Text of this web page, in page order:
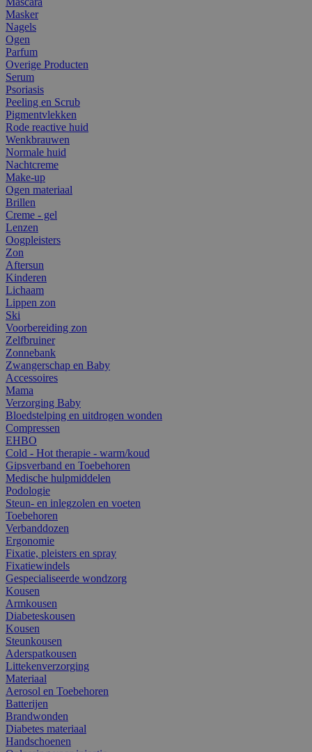
Masker
Nagels
Ogen
Parfum
Overige Producten
Serum
Psoriasis
Peeling en Scrub
Pigmentvlekken
Rode reactive huid
Wenkbrauwen
Normale huid
Nachtcreme
Make-up
Ogen materiaal
Brillen
Creme - gel
Lenzen
Oogpleisters
Zon
Aftersun
Kinderen
Lichaam
Lippen zon
Ski
Voorbereiding zon
Zelfbruiner
Zonnebank
Zwangerschap en Baby
Accessoires
Mama
Verzorging Baby
Bloedstelping en uitdrogen wonden
Compressen
EHBO
Cold - Hot therapie - warm/koud
Gipsverband en Toebehoren
Medische hulpmiddelen
Podologie
Steun- en inlegzolen en voeten
Toebehoren
Verbanddozen
Ergonomie
Fixatie, pleisters en spray
Fixatiewindels
Gespecialiseerde wondzorg
Kousen
Armkousen
Diabeteskousen
Kousen
Steunkousen
Aderspatkousen
Littekenverzorging
Materiaal
Aerosol en Toebehoren
Batterijen
Brandwonden
Diabetes materiaal
Handschoenen